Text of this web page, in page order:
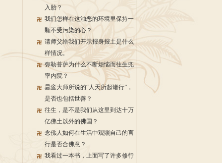
入胎？
我们怎样在这浊恶的环境里保持一
颗不受污染的心？
请师父给我们开示报身报土是什么
样情况。
弥勒菩萨为什么不断烦恼而往生兜
率内院？
昙鸾大师所说的“人天所起诸行”，
是否也包括世善？
往生，是不是我们从这里到达十万
亿佛土以外的佛国？
念佛人如何在生活中观照自己的言
行是否合佛意？
我看过一本书，上面写了许多修行